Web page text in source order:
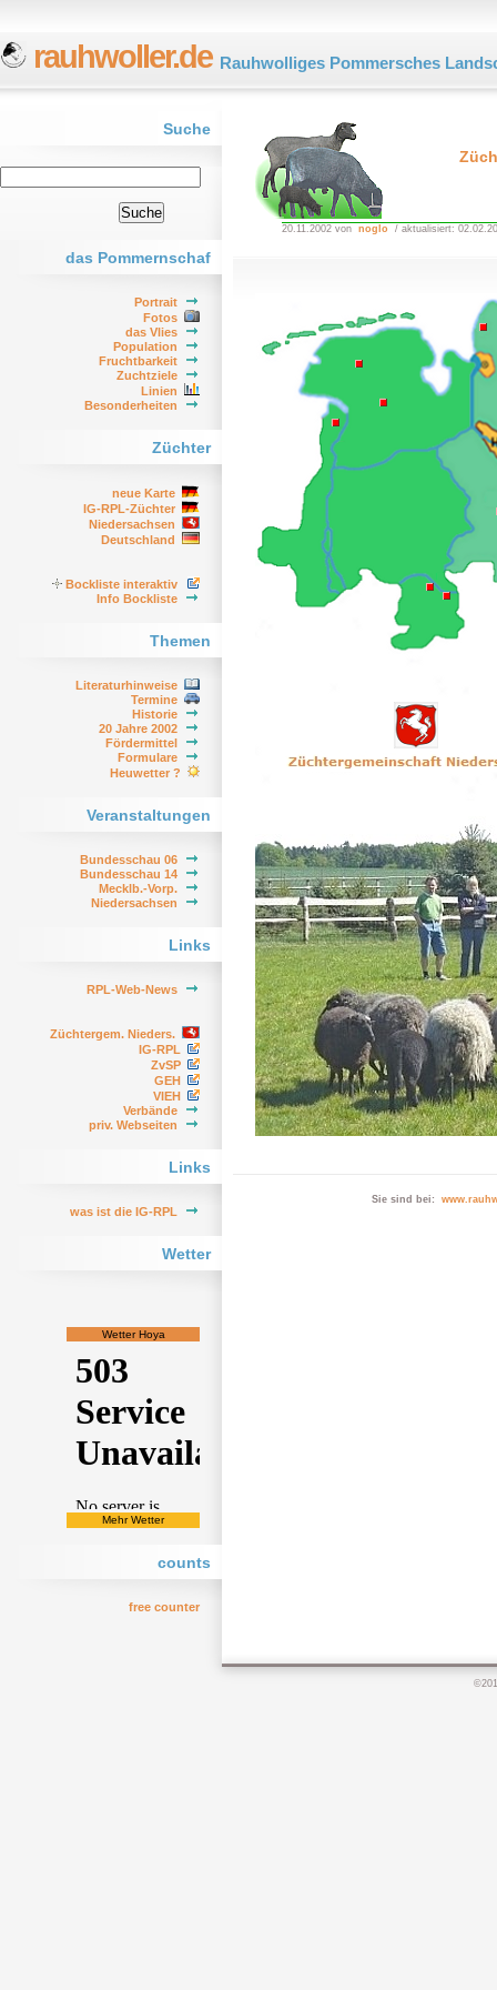
rauhwoller.de Rauhwolliges Pommersches
Suche
das Pommernschaf
Portrait
Fotos
das Vlies
Population
Fruchtbarkeit
Zuchtziele
Linien
Besonderheiten
Züchter
neue Karte
IG-RPL-Züchter
Niedersachsen
Deutschland
Bockliste interaktiv
Info Bockliste
Themen
Literaturhinweise
Termine
Historie
20 Jahre 2002
Fördermittel
Formulare
Heuwetter ?
Veranstaltungen
Bundesschau 06
Bundesschau 14
Mecklb.-Vorp.
Niedersachsen
Links
RPL-Web-News
Züchtergem. Nieders.
IG-RPL
ZvSP
GEH
VIEH
Verbände
priv. Webseiten
Links
was ist die IG-RPL
Wetter
Wetter Hoya
Mehr Wetter
counts
free counter
20.11.2002 von noglo / aktualisiert:
Sie sind bei: